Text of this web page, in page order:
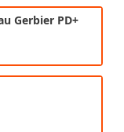
Gerbier PD+